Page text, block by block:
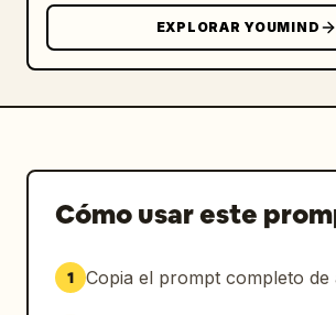
EXPLORAR YOUMIND
Cómo usar este
1 Copia el prompt completo de